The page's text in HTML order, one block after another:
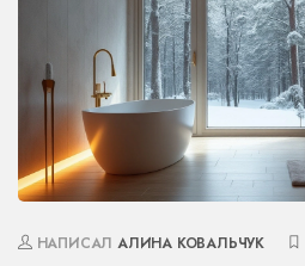
НАПИСАЛАЛИНА КОВАЛЬЧУК